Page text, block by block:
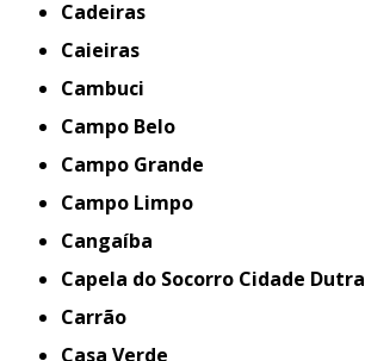
Cadeiras
Caieiras
Cambuci
Campo Belo
Campo Grande
Campo Limpo
Cangaíba
Capela do Socorro Cidade Dutra
Carrão
Casa Verde